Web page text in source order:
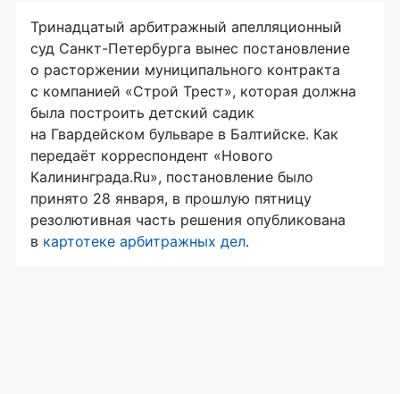
Тринадцатый арбитражный апелляционный
суд Санкт-Петербурга вынес постановление
о расторжении муниципального контракта
с компанией «Строй Трест», которая должна
была построить детский садик
на Гвардейском бульваре в Балтийске. Как
передаёт корреспондент «Нового
Калининграда.Ru», постановление было
принято 28 января, в прошлую пятницу
резолютивная часть решения опубликована
в картотеке арбитражных дел.